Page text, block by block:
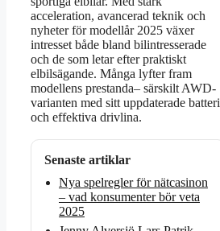
acceleration, avancerad teknik och
nyheter för modellår 2025 växer
intresset både bland bilintresserade
och de som letar efter praktiskt
elbilsägande. Många lyfter fram
modellens prestanda– särskilt AWD-
varianten med sitt uppdaterade batteri
och effektiva drivlina.
Senaste artiklar
Nya spelregler för nätcasinon
– vad konsumenter bör veta
2025